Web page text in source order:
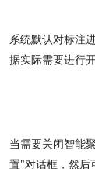
系统默认对标注
据实际需要进行
当需要关闭智能
置"对话框，然后